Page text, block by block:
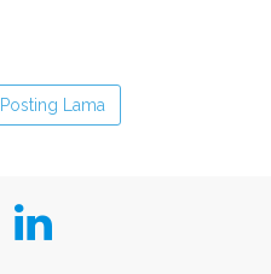
Posting Lama